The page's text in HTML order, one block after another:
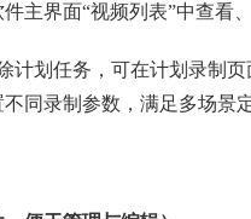
主界面“视频列表”中查看
计划任务，可在计划录制
同录制参数，满足多场景